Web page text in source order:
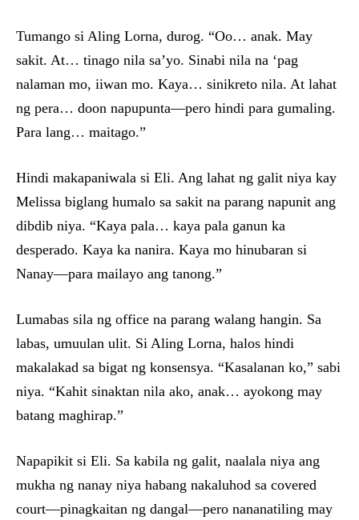
Tumango si Aling Lorna, durog. “Oo… anak. May
sakit. At… tinago nila sa’yo. Sinabi nila na ‘pag
nalaman mo, iiwan mo. Kaya… sinikreto nila. At lahat
ng pera… doon napupunta—pero hindi para gumaling.
Para lang… maitago.”
Hindi makapaniwala si Eli. Ang lahat ng galit niya kay
Melissa biglang humalo sa sakit na parang napunit ang
dibdib niya. “Kaya pala… kaya pala ganun ka
desperado. Kaya ka nanira. Kaya mo hinubaran si
Nanay—para mailayo ang tanong.”
Lumabas sila ng office na parang walang hangin. Sa
labas, umuulan ulit. Si Aling Lorna, halos hindi
makalakad sa bigat ng konsensya. “Kasalanan ko,” sabi
niya. “Kahit sinaktan nila ako, anak… ayokong may
batang maghirap.”
Napapikit si Eli. Sa kabila ng galit, naalala niya ang
mukha ng nanay niya habang nakaluhod sa covered
court—pinagkaitan ng dangal—pero nananatiling may